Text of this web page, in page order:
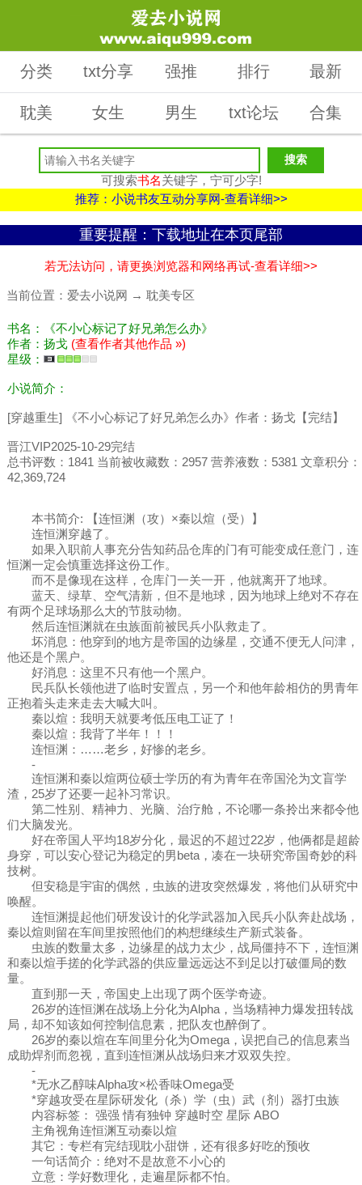
分类 txt分享 强推 排行 最新
耽美 女生 男生 txt论坛 合集
可搜索书名关键字，宁可少字!
推荐：小说书友互动分享网-查看详细>>
重要提醒：下载地址在本页尾部
若无法访问，请更换浏览器和网络再试-查看详细>>
当前位置： 爱去小说网 → 耽美专区
书名：《不小心标记了好兄弟怎么办》
作者：扬戈 (查看作者其他作品 »)
星级：
小说简介：
[穿越重生] 《不小心标记了好兄弟怎么办》作者：扬戈【完结】
晋江VIP2025-10-29完结
总书评数：1841 当前被收藏数：2957 营养液数：5381 文章积分：
42,369,724
本书简介: 【连恒渊（攻）×秦以煊（受）】
连恒渊穿越了。
如果入职前人事充分告知药品仓库的门有可能变成任意门，连
恒渊一定会慎重选择这份工作。
而不是像现在这样，仓库门一关一开，他就离开了地球。
蓝天、绿草、空气清新，但不是地球，因为地球上绝对不存在
有两个足球场那么大的节肢动物。
然后连恒渊就在虫族面前被民兵小队救走了。
坏消息：他穿到的地方是帝国的边缘星，交通不便无人问津，
他还是个黑户。
好消息：这里不只有他一个黑户。
民兵队长领他进了临时安置点，另一个和他年龄相仿的男青年
正抱着头走来走去大喊大叫。
秦以煊：我明天就要考低压电工证了！
秦以煊：我背了半年！！！
连恒渊：……老乡，好惨的老乡。
-
连恒渊和秦以煊两位硕士学历的有为青年在帝国沦为文盲学
渣，25岁了还要一起补习常识。
第二性别、精神力、光脑、治疗舱，不论哪一条拎出来都令他
们大脑发光。
好在帝国人平均18岁分化，最迟的不超过22岁，他俩都是超龄
身穿，可以安心登记为稳定的男beta，凑在一块研究帝国奇妙的科
技树。
但安稳是宇宙的偶然，虫族的进攻突然爆发，将他们从研究中
唤醒。
连恒渊提起他们研发设计的化学武器加入民兵小队奔赴战场，
秦以煊则留在车间里按照他们的构想继续生产新式装备。
虫族的数量太多，边缘星的战力太少，战局僵持不下，连恒渊
和秦以煊手搓的化学武器的供应量远远达不到足以打破僵局的数
量。
直到那一天，帝国史上出现了两个医学奇迹。
26岁的连恒渊在战场上分化为Alpha，当场精神力爆发扭转战
局，却不知该如何控制信息素，把队友也醉倒了。
26岁的秦以煊在车间里分化为Omega，误把自己的信息素当
成助焊剂而忽视，直到连恒渊从战场归来才双双失控。
-
*无水乙醇味Alpha攻×松香味Omega受
*穿越攻受在星际研发化（杀）学（虫）武（剂）器打虫族
内容标签： 强强 情有独钟 穿越时空 星际 ABO
主角视角连恒渊互动秦以煊
其它：专栏有完结现耽小甜饼，还有很多好吃的预收
一句话简介：绝对不是故意不小心的
立意：学好数理化，走遍星际都不怕。